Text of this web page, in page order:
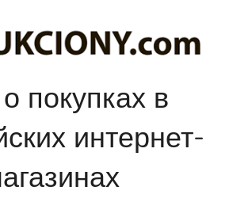
покупках в
интернет-